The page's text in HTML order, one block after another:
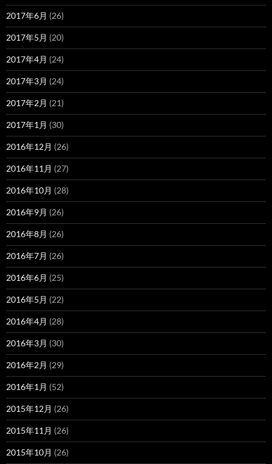
2017年6月 (26)
2017年5月 (20)
2017年4月 (24)
2017年3月 (24)
2017年2月 (21)
2017年1月 (30)
2016年12月 (26)
2016年11月 (27)
2016年10月 (28)
2016年9月 (26)
2016年8月 (26)
2016年7月 (26)
2016年6月 (25)
2016年5月 (22)
2016年4月 (28)
2016年3月 (30)
2016年2月 (29)
2016年1月 (52)
2015年12月 (26)
2015年11月 (26)
2015年10月 (26)